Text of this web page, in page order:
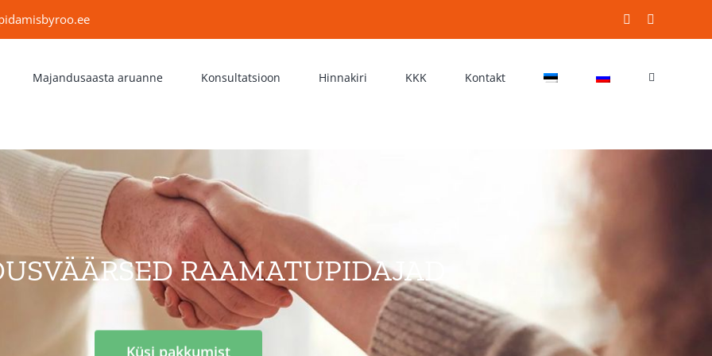
Facebook
Majandusaasta aruanne Konsultatsioon Hinnakiri KKK Kontakt
RAAMATUPIDAJAD
Küsi pakkumist